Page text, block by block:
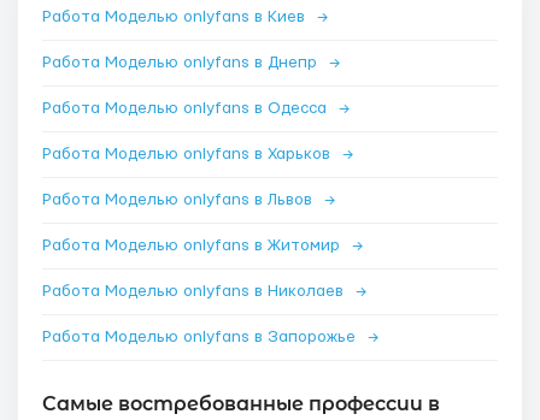
Работа Моделью onlyfans в Киев →
Работа Моделью onlyfans в Днепр →
Работа Моделью onlyfans в Одесса →
Работа Моделью onlyfans в Харьков →
Работа Моделью onlyfans в Львов →
Работа Моделью onlyfans в Житомир →
Работа Моделью onlyfans в Николаев →
Работа Моделью onlyfans в Запорожье →
Самые востребованные профессии в